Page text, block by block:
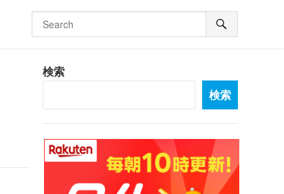
検索
検索